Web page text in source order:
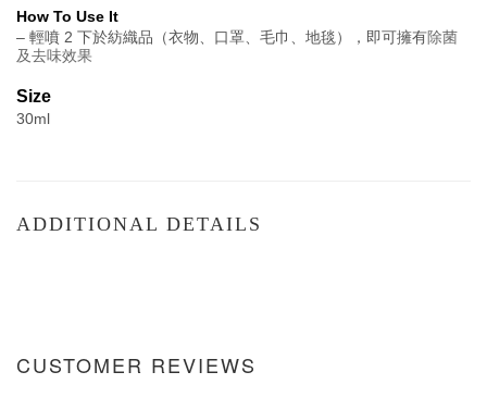
How To Use It
– 輕噴 2 下於紡織品（衣物、口罩、毛巾、地毯），即可擁有除菌
及去味效果
Size
30ml
ADDITIONAL DETAILS
CUSTOMER REVIEWS